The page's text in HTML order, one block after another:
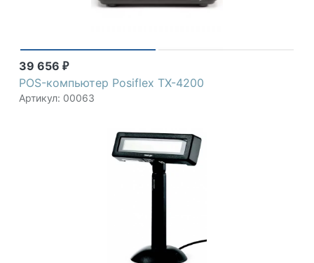
39 656 ₽
POS-компьютер Posiflex TX-4200
Артикул: 00063